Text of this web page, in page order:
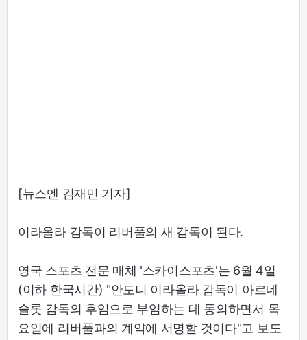
[뉴스엔 김재민 기자]
이라올라 감독이 리버풀의 새 감독이 된다.
영국 스포츠 전문 매체 '스카이스포츠'는 6월 4일
(이하 한국시간) "안도니 이라올라 감독이 아르네
슬롯 감독의 후임으로 부임하는 데 동의하면서 목
요일에 리버풀과의 계약에 서명할 것이다"고 보도